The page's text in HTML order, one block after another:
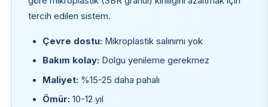
tercih edilen sistem.
Çevre dostu: Mikroplastik salınımı yok
Bakım kolay: Dolgu yenileme gerekmez
Maliyet: %15-25 daha pahalı
Ömür: 10-12 yıl